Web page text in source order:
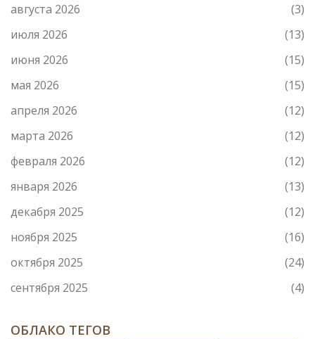
августа 2026
(3)
июля 2026
(13)
июня 2026
(15)
мая 2026
(15)
апреля 2026
(12)
марта 2026
(12)
февраля 2026
(12)
января 2026
(13)
декабря 2025
(12)
ноября 2025
(16)
октября 2025
(24)
сентября 2025
(4)
ОБЛАКО ТЕГОВ